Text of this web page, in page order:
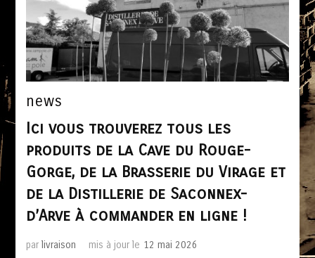
news
Ici vous trouverez tous les
produits de la Cave du Rouge-
Gorge, de la Brasserie du Virage et
de la Distillerie de Saconnex-
d’Arve à commander en ligne !
parlivraison mis à jour le 12 mai 2026